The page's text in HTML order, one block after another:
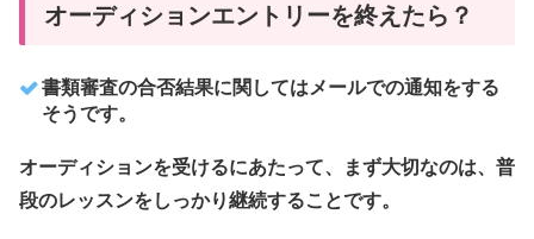
オーディションエントリーを終えたら？
書類審査の合否結果に関してはメールでの通知をする
そうです。
オーディションを受けるにあたって、まず大切なのは、普
段のレッスンをしっかり継続することです。